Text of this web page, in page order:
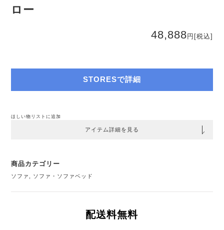
ロー
48,888 円 [税込]
STORESで詳細
ほしい物リストに追加
アイテム詳細を見る
商品カテゴリー
ソファ ソファ・ソファベッド
配送料無料